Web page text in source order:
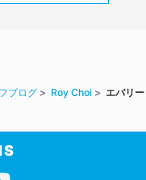
ブログ Roy Choi
エバリー